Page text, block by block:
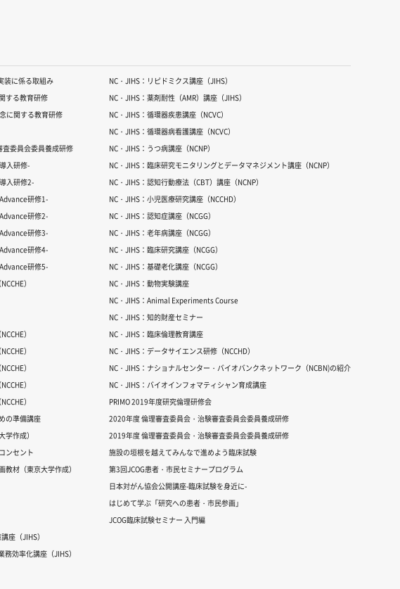
装に係る取組み
する教育研修
に関する教育研修
委員会委員養成研修
入研修-
入研修2-
研修1-
研修2-
研修3-
研修4-
研修5-
）
）
）
）
）
）
の準備講座
作成）
ンセント
材（東京大学作成）
座（JIHS）
効率化講座（JIHS）
NC・JIHS：リピドミクス講座（JIHS）
NC・JIHS：薬剤耐性（AMR）講座（JIHS）
NC・JIHS：循環器疾患講座（NCVC）
NC・JIHS：循環器病看護講座（NCVC）
NC・JIHS：うつ病講座（NCNP）
NC・JIHS：臨床研究モニタリングとデータマネジメント講座（NCNP）
NC・JIHS：認知行動療法（CBT）講座（NCNP）
NC・JIHS：小児医療研究講座（NCCHD）
NC・JIHS：認知症講座（NCGG）
NC・JIHS：老年病講座（NCGG）
NC・JIHS：臨床研究講座（NCGG）
NC・JIHS：基礎老化講座（NCGG）
NC・JIHS：動物実験講座
NC・JIHS：Animal Experiments Course
NC・JIHS：知的財産セミナー
NC・JIHS：臨床倫理教育講座
NC・JIHS：データサイエンス研修（NCCHD）
NC・JIHS：ナショナルセンター・バイオバンクネットワーク（NCBN)の紹介
NC・JIHS：バイオインフォマティシャン育成講座
PRIMO 2019年度研究倫理研修会
2020年度 倫理審査委員会・治験審査委員会委員養成研修
2019年度 倫理審査委員会・治験審査委員会委員養成研修
施設の垣根を越えてみんなで進めよう臨床試験
第3回JCOG患者・市民セミナープログラム
日本対がん協会公開講座-臨床試験を身近に-
はじめて学ぶ「研究への患者・市民参画」
JCOG臨床試験セミナー 入門編